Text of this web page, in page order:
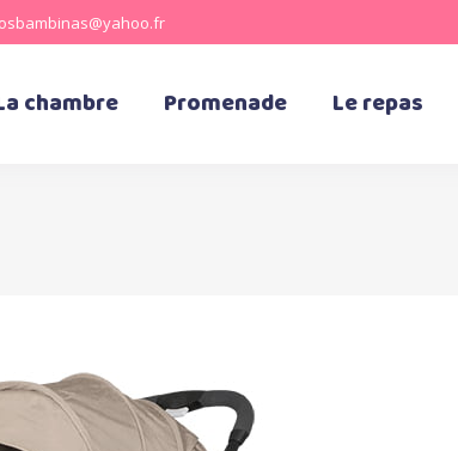
chambre Promenade Le repas